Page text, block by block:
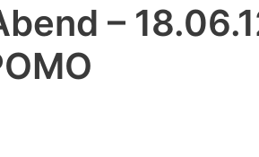
–